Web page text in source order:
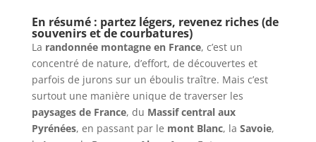
En résumé : partez légers, revenez riches (de
souvenirs et de courbatures)
La randonnée montagne en France, c’est un
concentré de nature, d’effort, de découvertes et
parfois de jurons sur un éboulis traître. Mais c’est
surtout une manière unique de traverser les
paysages de France, du Massif central aux
Pyrénées, en passant par le mont Blanc, la Savoie,